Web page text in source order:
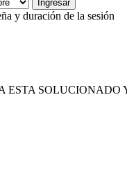
y duración de la sesión
ESTA